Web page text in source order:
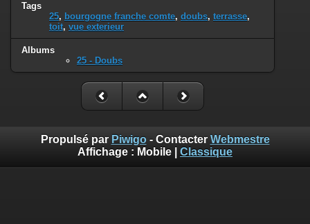
Tags
25, bourgogne franche comte, doubs, terrasse,
toit, vue exterieur
Albums
25 - Doubs
Propulsé par Piwigo- Contacter Webmestre
Affichage : Mobile Classique